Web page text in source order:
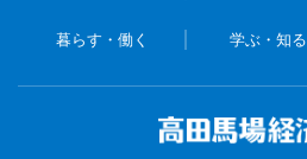
暮らす・働く 学ぶ・知る